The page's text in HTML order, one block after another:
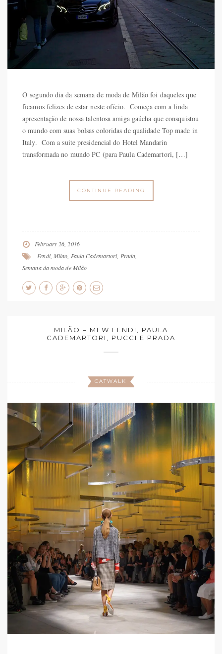
O segundo dia da semana de moda de Milão foi daqueles que
ficamos felizes de estar neste ofício. Começa com a linda
apresentação de nossa talentosa amiga gaúcha que consquistou
o mundo com suas bolsas coloridas de qualidade Top made in
Italy. Com a suite presidencial do Hotel Mandarin
transformada no mundo PC (para Paula Cademartori, […]
CONTINUE READING
February 26, 2016
Fendi, Milao Paula Cademartori, Prada
Semana da moda de Milão
MILÃO – MFW FENDI, PAULA
CADEMARTORI, PUCCI E PRADA
CATWALK